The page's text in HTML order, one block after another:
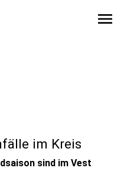
menu
im Kreis
sind im Vest